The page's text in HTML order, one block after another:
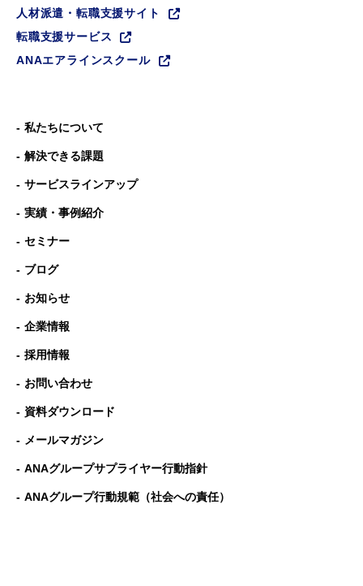
人材派遣・転職支援サイト
転職支援サービス
ANAエアラインスクール
私たちについて
解決できる課題
サービスラインアップ
実績・事例紹介
セミナー
ブログ
お知らせ
企業情報
採用情報
お問い合わせ
資料ダウンロード
メールマガジン
ANAグループサプライヤー行動指針
ANAグループ⾏動規範（社会への責任）